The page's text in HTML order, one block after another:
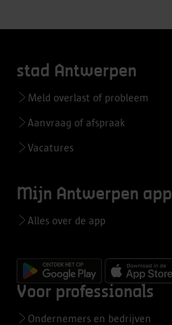
stad Antwerpen
Meld overlast of probleem
Aanvraag of afspraak
Vacatures
Mijn Antwerpen app
Alles over de app
Voor professionals
Ondernemers en bedrijven